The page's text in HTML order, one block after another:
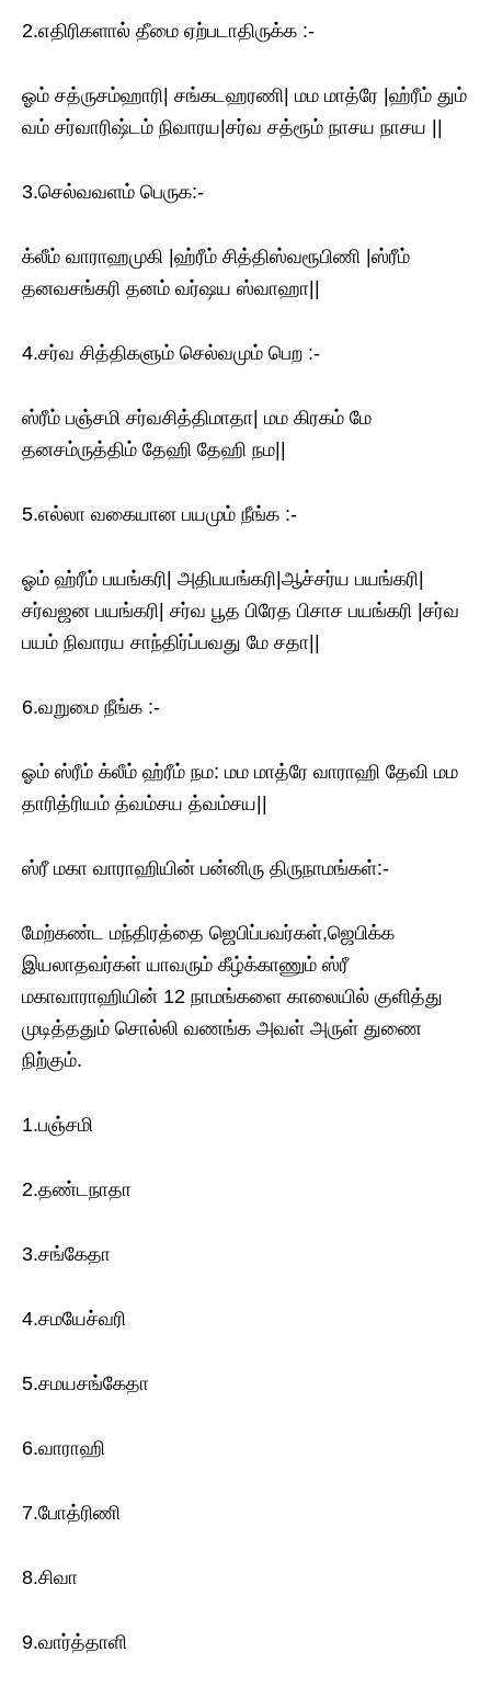
2.எதிரிகளால் தீமை ஏற்படாதிருக்க :-
ஓம் சத்ருசம்ஹாரி| சங்கடஹரணி| மம மாத்ரே |ஹ்ரீம் தும்
வம் சர்வாரிஷ்டம் நிவாரய|சர்வ சத்ரூம் நாசய நாசய ||
3.செல்வவளம் பெருக:-
க்லீம் வாராஹமுகி |ஹ்ரீம் சித்திஸ்வரூபிணி |ஸ்ரீம்
தனவசங்கரி தனம் வர்ஷய ஸ்வாஹா||
4.சர்வ சித்திகளும் செல்வமும் பெற :-
ஸ்ரீம் பஞ்சமி சர்வசித்திமாதா| மம கிரகம் மே
தனசம்ருத்திம் தேஹி தேஹி நம||
5.எல்லா வகையான பயமும் நீங்க :-
ஓம் ஹ்ரீம் பயங்கரி| அதிபயங்கரி|ஆச்சர்ய பயங்கரி|
சர்வஜன பயங்கரி| சர்வ பூத பிரேத பிசாச பயங்கரி |சர்வ
பயம் நிவாரய சாந்திர்ப்பவது மே சதா||
6.வறுமை நீங்க :-
ஓம் ஸ்ரீம் க்லீம் ஹ்ரீம் நம: மம மாத்ரே வாராஹி தேவி மம
தாரித்ரியம் த்வம்சய த்வம்சய||
ஸ்ரீ மகா வாராஹியின் பன்னிரு திருநாமங்கள்:-
மேற்கண்ட மந்திரத்தை ஜெபிப்பவர்கள்,ஜெபிக்க
இயலாதவர்கள் யாவரும் கீழ்க்காணும் ஸ்ரீ
மகாவாராஹியின் 12 நாமங்களை காலையில் குளித்து
முடித்ததும் சொல்லி வணங்க அவள் அருள் துணை
நிற்கும்.
1.பஞ்சமி
2.தண்டநாதா
3.சங்கேதா
4.சமயேச்வரி
5.சமயசங்கேதா
6.வாராஹி
7.போத்ரிணி
8.சிவா
9.வார்த்தாளி